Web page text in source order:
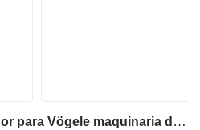
Mech. Höhenfühler sensor para Vögele maquinaria de construcción de carreteras